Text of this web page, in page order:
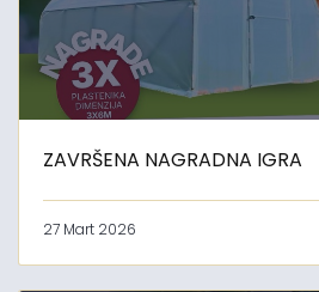
ZAVRŠENA NAGRADNA IGRA
27 Mart 2026